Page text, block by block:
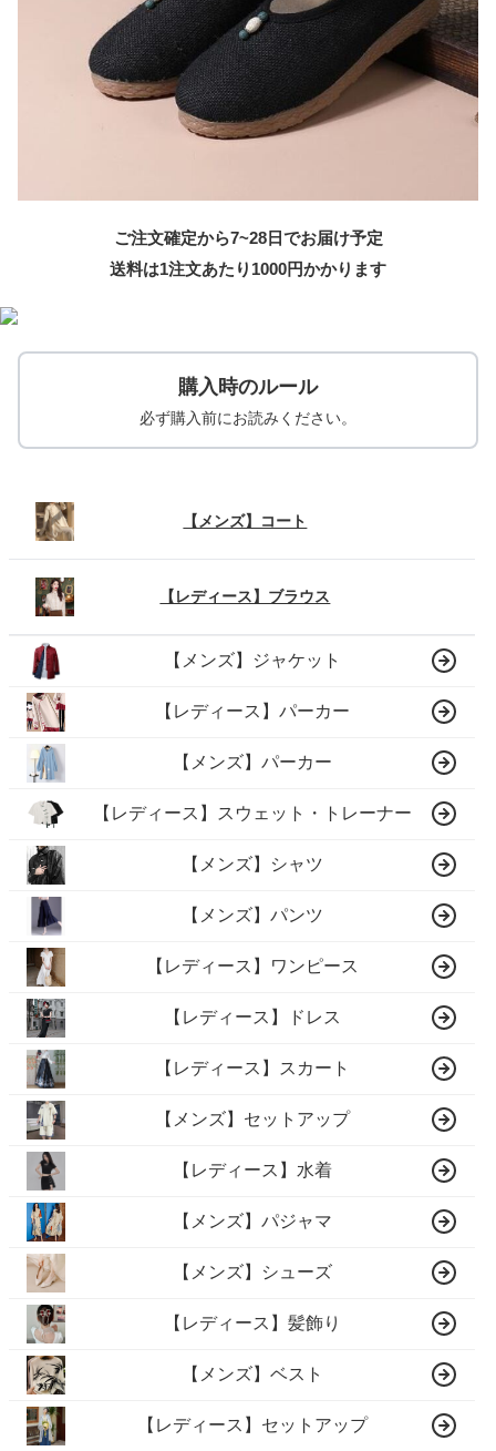
ご注文確定から7~28日でお届け予定
送料は1注文あたり 1000円かかります
購入時のルール
必ず購入前にお読みください。
【メンズ】コート
【レディース】ブラウス
【メンズ】ジャケット
【レディース】パーカー
【メンズ】パーカー
【レディース】スウェット・トレーナー
【メンズ】シャツ
【メンズ】パンツ
【レディース】ワンピース
【レディース】ドレス
【レディース】スカート
【メンズ】セットアップ
【レディース】水着
【メンズ】パジャマ
【メンズ】シューズ
【レディース】髪飾り
【メンズ】ベスト
【レディース】セットアップ